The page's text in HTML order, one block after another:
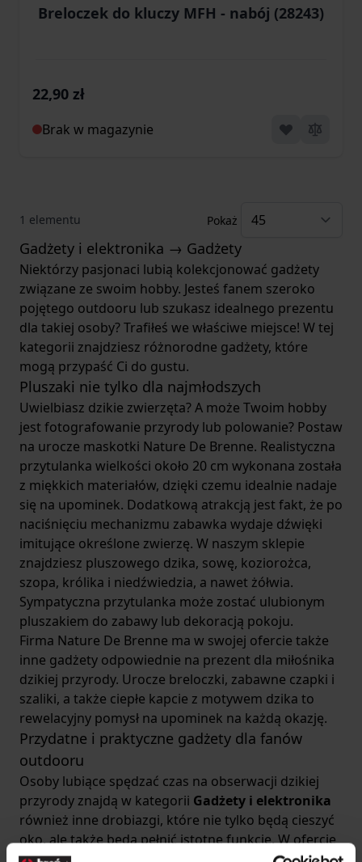
Breloczek do kluczy MFH - nabój (28243)
22,90 zł
Brak w magazynie
1 elementu Pokaż
Gadżety i elektronika → Gadżety
Niektórzy pasjonaci lubią kolekcjonować gadżety
związane ze swoim hobby. Jesteś fanem szeroko
pojętego outdooru lub szukasz idealnego prezentu
dla takiej osoby? Trafiłeś we właściwe miejsce! W tej
kategorii znajdziesz różnorodne gadżety, które
mogą przypaść Ci do gustu.
Pluszaki nie tylko dla najmłodszych
Uwielbiasz dzikie zwierzęta? A może Twoim hobby
jest fotografowanie przyrody lub polowanie? Postaw
na urocze maskotki Nature De Brenne. Realistyczna
przytulanka wielkości około 20 cm wykonana została
z miękkich materiałów, dzięki czemu idealnie nadaje
się na upominek. Dodatkową atrakcją jest fakt, że po
naciśnięciu mechanizmu zabawka wydaje dźwięki
imitujące określone zwierzę. W naszym sklepie
znajdziesz pluszowego dzika, sowę, koziorożca,
szopa, królika i niedźwiedzia, a nawet żółwia.
Sympatyczna przytulanka może zostać ulubionym
pluszakiem do zabawy lub dekoracją pokoju.
Firma Nature De Brenne ma w swojej ofercie także
inne gadżety odpowiednie na prezent dla miłośnika
dzikiej przyrody. Urocze breloczki, zabawne czapki i
szaliki, a także ciepłe kapcie z motywem dzika to
rewelacyjny pomysł na upominek na każdą okazję.
Przydatne i praktyczne gadżety dla fanów
outdooru
Osoby lubiące spędzać czas na obserwacji dzikiej
przyrody znajdą w kategorii Gadżety i elektronika
również inne drobiazgi, które nie tylko będą cieszyć
oko, ale także będą pełnić istotne funkcje. W ofercie